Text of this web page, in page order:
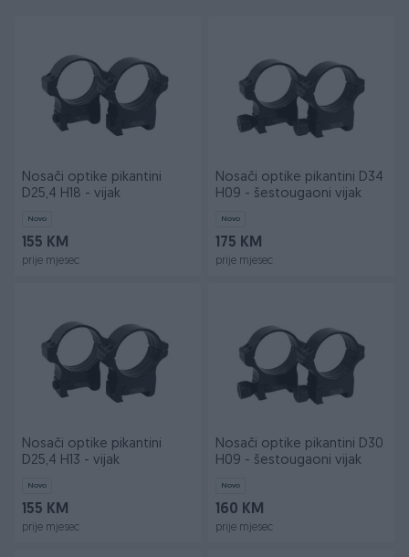
Nosači optike pikantini
D25,4 H18 - vijak
Novo
155 KM
prije mjesec
Nosači optike pikantini D34
H09 - šestougaoni vijak
Novo
175 KM
prije mjesec
Nosači optike pikantini
D25,4 H13 - vijak
Novo
155 KM
prije mjesec
Nosači optike pikantini D30
H09 - šestougaoni vijak
Novo
160 KM
prije mjesec